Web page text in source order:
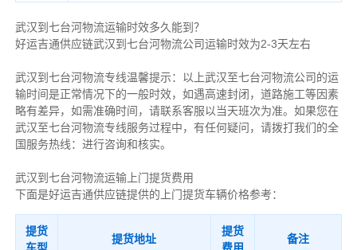
武汉到七台河物流运输时效多久能到？
好运吉通供应链武汉到七台河物流公司运输时效为2-3天左右
武汉到七台河物流专线温馨提示：以上武汉至七台河物流公司的运
输时间是正常情况下的一般时效，如遇高速封闭，道路施工等因素
略有差异，如需准确时间，请联系客服以当天班次为准。如果您在
武汉至七台河物流专线服务过程中，有任何疑问，请拨打我们的全
国服务热线：进行咨询和核实。
武汉到七台河物流运输上门提货费用
下面是好运吉通供应链提供的上门提货车辆价格参考：
提货
提货地址
提货
备注